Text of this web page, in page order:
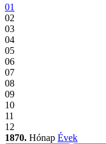
01
02
03
04
05
06
07
08
09
10
11
12
1870. Hónap Évek